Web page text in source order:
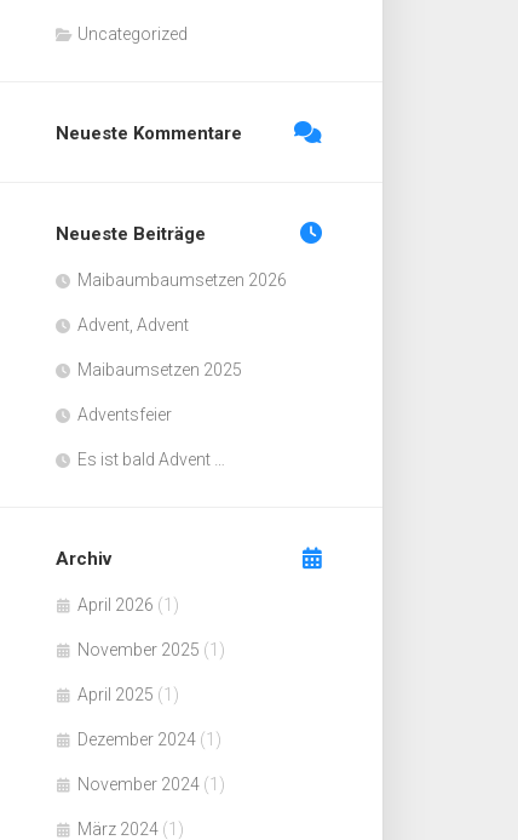
Uncategorized
Neueste Kommentare
Neueste Beiträge
Maibaumbaumsetzen 2026
Advent, Advent
Maibaumsetzen 2025
Adventsfeier
Es ist bald Advent …
Archiv
April 2026 (1)
November 2025 (1)
April 2025 (1)
Dezember 2024 (1)
November 2024 (1)
März 2024 (1)